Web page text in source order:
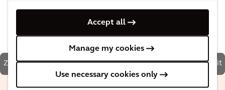
Accept all
Manage my cookies
Use necessary cookies only
Zwei grüne Türme mit Platz für Wohnen, Arbeiten und Freizeit